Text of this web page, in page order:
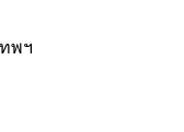
พฯ